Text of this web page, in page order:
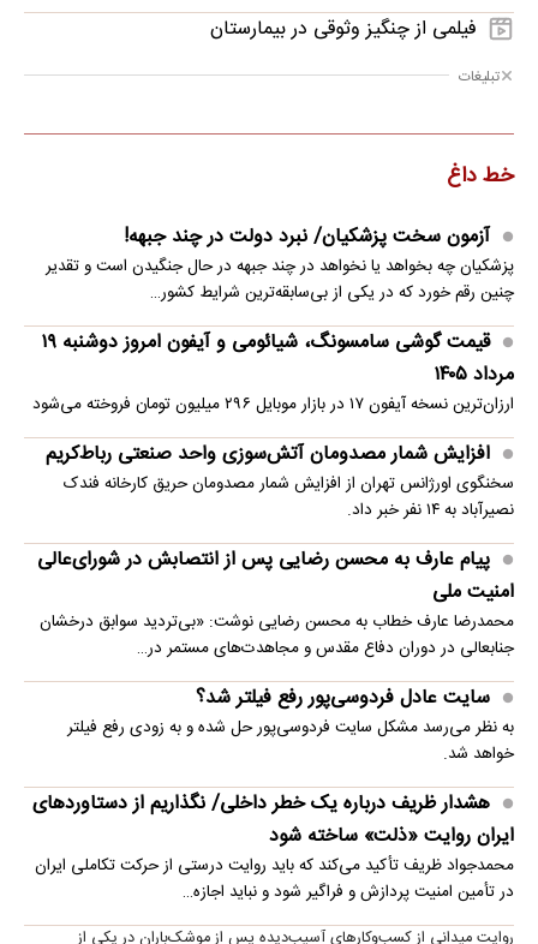
فیلمی از چنگیز وثوقی در بیمارستان
تبلیغات
خط داغ
آزمون سخت پزشکیان/ نبرد دولت در چند جبهه!
پزشکیان چه بخواهد یا نخواهد در چند جبهه در حال جنگیدن است و تقدیر
چنین رقم خورد که در یکی از بی‌سابقه‌ترین شرایط کشور…
قیمت گوشی سامسونگ، شیائومی و آیفون امروز دوشنبه ۱۹
مرداد ۱۴۰۵
ارزان‌ترین نسخه آیفون ۱۷ در بازار موبایل ۲۹۶ میلیون تومان فروخته می‌شود
افزایش شمار مصدومان آتش‌سوزی واحد صنعتی رباط‌کریم
سخنگوی اورژانس تهران از افزایش شمار مصدومان حریق کارخانه فندک
نصیرآباد به ۱۴ نفر خبر داد.
پیام عارف به محسن رضایی پس از انتصابش در شورای‌عالی
امنیت ملی
محمدرضا عارف خطاب به محسن رضایی نوشت: «بی‌تردید سوابق درخشان
جنابعالی در دوران دفاع مقدس و مجاهدت‌های مستمر در…
سایت عادل فردوسی‌پور رفع فیلتر شد؟
به نظر می‌رسد مشکل سایت فردوسی‌پور حل شده و به زودی رفع فیلتر
خواهد شد.
هشدار ظریف درباره یک خطر داخلی/ نگذاریم از دستاوردهای
ایران روایت «ذلت» ساخته شود
محمدجواد ظریف تأکید می‌کند که باید روایت درستی از حرکت تکاملی ایران
در تأمین امنیت پردازش و فراگیر شود و نباید اجازه…